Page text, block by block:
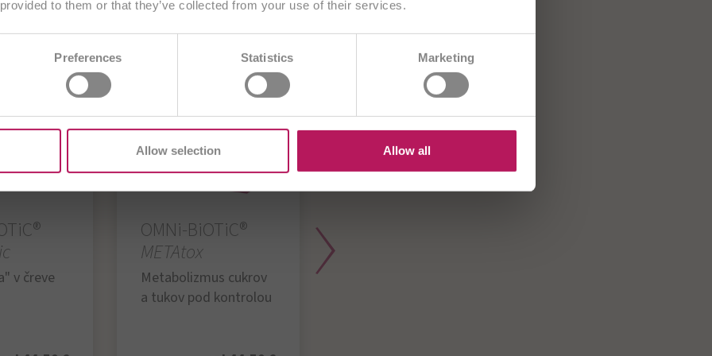
to them or that they’ve collected from your use of their services.
Preferences Statistics Marketing
Allow selection Allow all
v čreve
OMNi-BiOTiC®
METAtox
Metabolizmus cukrov
a tukov pod kontrolou
Zvoliť inú krajinu
BA BE/FR
CH/FR
CZ EU FR
HR
IT ME PL RO SI TR US